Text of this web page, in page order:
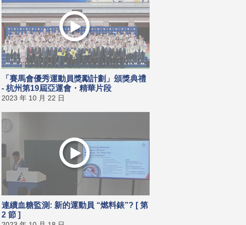
「賽馬會優秀運動員獎勵計劃」頒獎典禮
- 杭州第19屆亞運會・精華片段
2023 年 10 月 22 日
連續血糖監測: 新的運動員 “燃料錶”? [ 第
2 節 ]